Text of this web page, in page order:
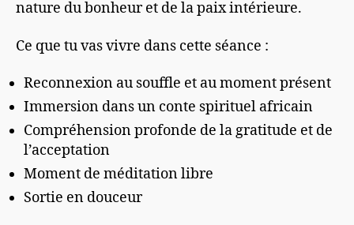
nature du bonheur et de la paix intérieure.
Ce que tu vas vivre dans cette séance :
Reconnexion au souffle et au moment présent
Immersion dans un conte spirituel africain
Compréhension profonde de la gratitude et de
l’acceptation
Moment de méditation libre
Sortie en douceur